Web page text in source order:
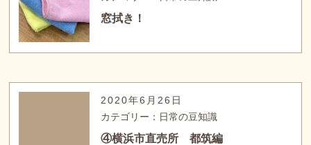
窓拭き！
2020年6月26日
カテゴリー：日常の豆知識
④横浜市直売所 都筑編